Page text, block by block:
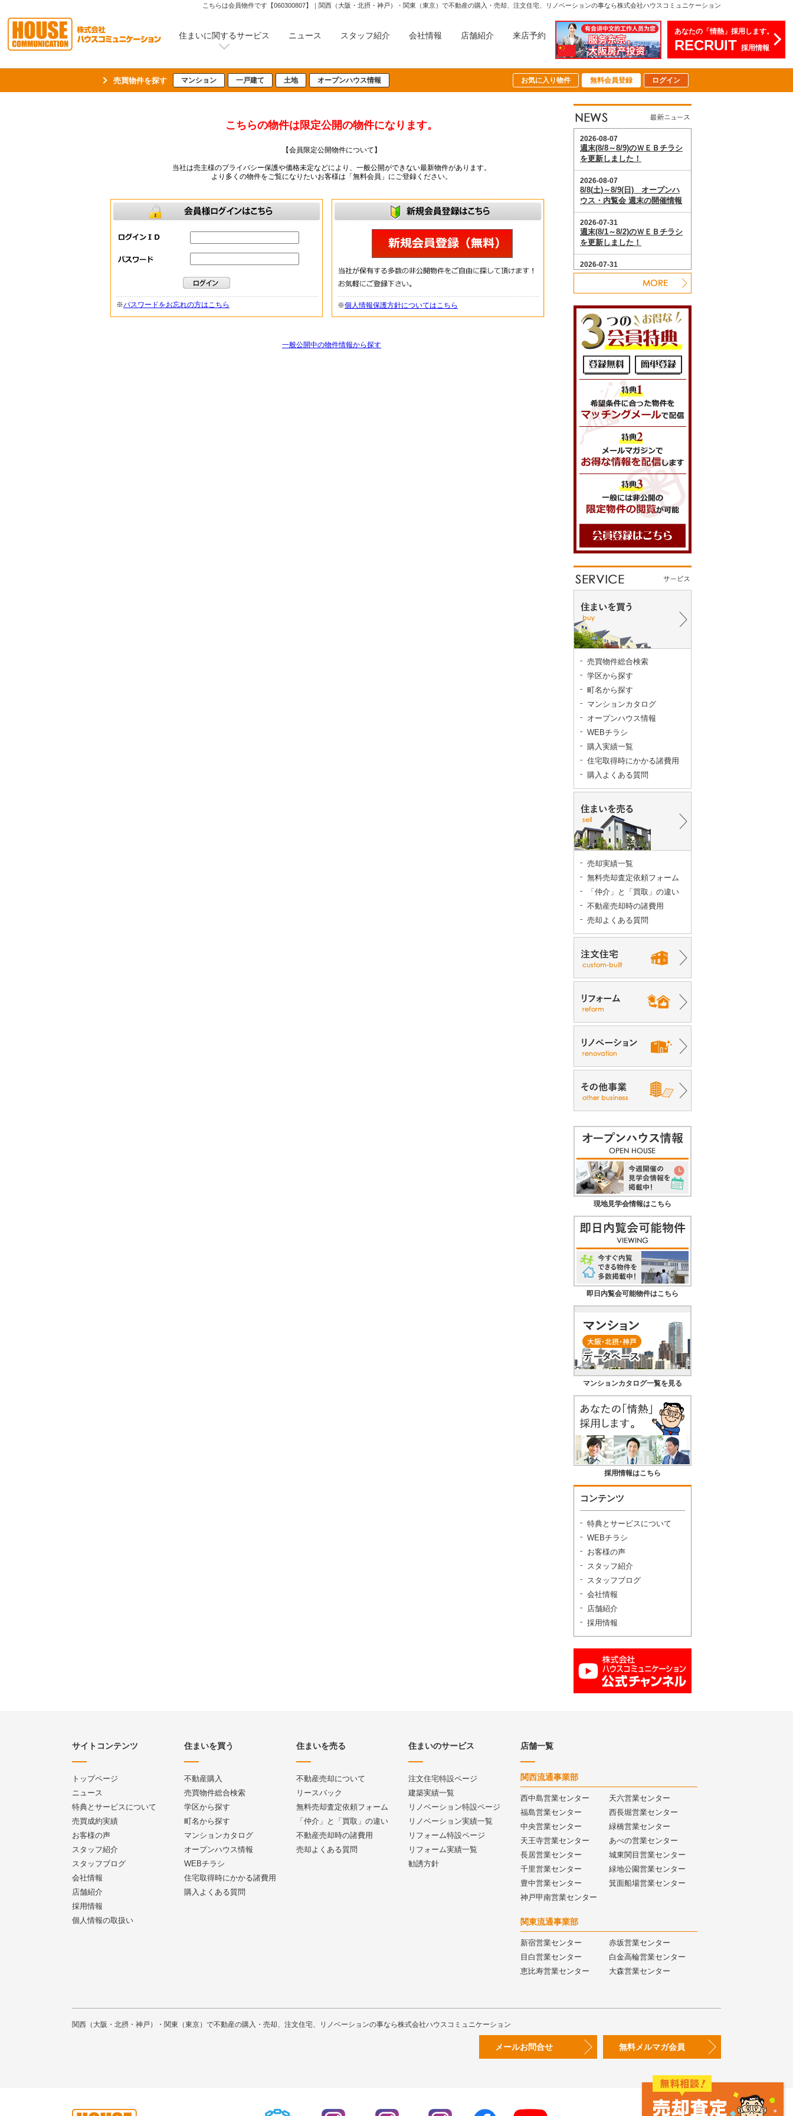
こちらは会員物件です【060300807】｜関西（大阪・北摂・神戸）・関東（東京）で不動産の購入・売却、注文住宅、リノベーションの事なら株式会社ハウスコミュニケーション
住まいに関するサービス ニュース スタッフ紹介 会社情報 店舗紹介 来店予約 あなたの「情熱」採用します。
RECRUIT 採用情報
売買物件を探す マンション 一戸建て 土地 オープンハウス情報 お気に入り物件 無料会員登録 ログイン
こちらの物件は限定公開の物件になります。
【会員限定公開物件について】
当社は売主様のプライバシー保護や価格未定などにより、一般公開ができない最新物件があります。
より多くの物件をご覧になりたいお客様は「無料会員」にご登録ください。
※パスワードをお忘れの方はこちら ※個人情報保護方針についてはこちら
一般公開中の物件情報から探す
売買物件総合検索
学区から探す
町名から探す
マンションカタログ
オープンハウス情報
WEBチラシ
購入実績一覧
住宅取得時にかかる諸費用
購入よくある質問
売却実績一覧
無料売却査定依頼フォーム
「仲介」と「買取」の違い
不動産売却時の諸費用
売却よくある質問
現地見学会情報はこちら
即日内覧会可能物件はこちら
マンションカタログ一覧を見る
採用情報はこちら
コンテンツ
特典とサービスについて
WEBチラシ
お客様の声
スタッフ紹介
スタッフブログ
会社情報
店舗紹介
採用情報
サイトコンテンツ
トップページ
ニュース
特典とサービスについて
売買成約実績
お客様の声
スタッフ紹介
スタッフブログ
会社情報
店舗紹介
採用情報
個人情報の取扱い
住まいを買う
不動産購入
売買物件総合検索
学区から探す
町名から探す
マンションカタログ
オープンハウス情報
WEBチラシ
住宅取得時にかかる諸費用
購入よくある質問
住まいを売る
不動産売却について
リースバック
無料売却査定依頼フォーム
「仲介」と「買取」の違い
不動産売却時の諸費用
売却よくある質問
住まいのサービス
注文住宅特設ページ
建築実績一覧
リノベーション特設ページ
リノベーション実績一覧
リフォーム特設ページ
リフォーム実績一覧
勧誘方針
店舗一覧
関西流通事業部
西中島営業センター
天六営業センター
福島営業センター
西長堀営業センター
中央営業センター
緑橋営業センター
天王寺営業センター
あべの営業センター
長居営業センター
城東関目営業センター
千里営業センター
緑地公園営業センター
豊中営業センター
箕面船場営業センター
神戸甲南営業センター
関東流通事業部
新宿営業センター
赤坂営業センター
目白営業センター
白金高輪営業センター
恵比寿営業センター
大森営業センター
関西（大阪・北摂・神戸）・関東（東京）で不動産の購入・売却、注文住宅、リノベーションの事なら株式会社ハウスコミュニケーション
メールお問合せ 無料メルマガ会員